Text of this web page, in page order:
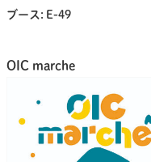
ブース: E-49
OIC marche